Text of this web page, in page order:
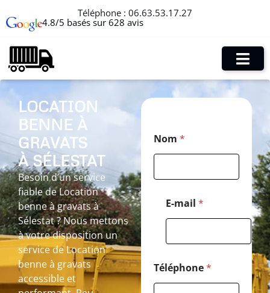
Téléphone : 06.63.53.17.27
4.8/5 basés sur 628 avis
LOCATION
BENNE À
GRAVATS
À SÉLESTAT
Besoin d’un service
fiable de Location
benne à gravats à
Sélestat ? Nous mettons
à votre disposition un
service de Location
benne à gravats
accessible et
T
é
é
Nom *
E-mail *
Téléphone*